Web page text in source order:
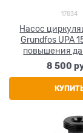
17834
Насос
Grundfos UPA
повышения
8 500